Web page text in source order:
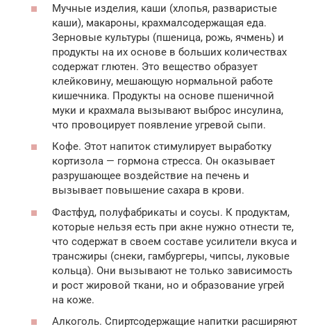
Мучные изделия, каши (хлопья, разваристые
каши), макароны, крахмалсодержащая еда.
Зерновые культуры (пшеница, рожь, ячмень) и
продукты на их основе в больших количествах
содержат глютен. Это вещество образует
клейковину, мешающую нормальной работе
кишечника. Продукты на основе пшеничной
муки и крахмала вызывают выброс инсулина,
что провоцирует появление угревой сыпи.
Кофе. Этот напиток стимулирует выработку
кортизола — гормона стресса. Он оказывает
разрушающее воздействие на печень и
вызывает повышение сахара в крови.
Фастфуд, полуфабрикаты и соусы. К продуктам,
которые нельзя есть при акне нужно отнести те,
что содержат в своем составе усилители вкуса и
трансжиры (снеки, гамбургеры, чипсы, луковые
кольца). Они вызывают не только зависимость
и рост жировой ткани, но и образование угрей
на коже.
Алкоголь. Спиртсодержащие напитки расширяют